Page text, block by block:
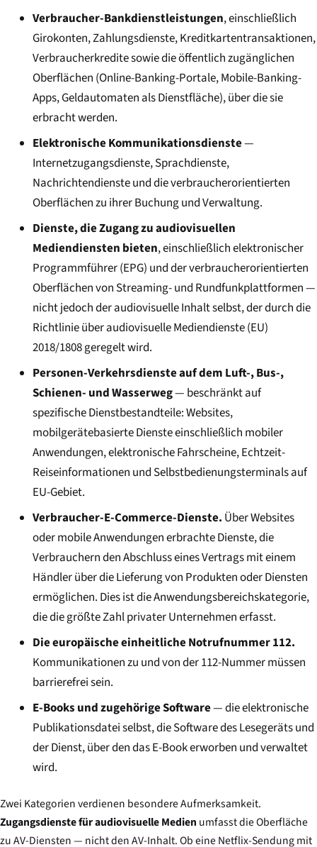
Verbraucher-Bankdienstleistungen, einschließlich
Girokonten, Zahlungsdienste, Kreditkartentransaktionen,
Verbraucherkredite sowie die öffentlich zugänglichen
Oberflächen (Online-Banking-Portale, Mobile-Banking-
Apps, Geldautomaten als Dienstfläche), über die sie
erbracht werden.
Elektronische Kommunikationsdienste—
Internetzugangsdienste, Sprachdienste,
Nachrichtendienste und die verbraucherorientierten
Oberflächen zu ihrer Buchung und Verwaltung.
Dienste, die Zugang zu audiovisuellen
Mediendiensten bieten, einschließlich elektronischer
Programmführer (EPG) und der verbraucherorientierten
Oberflächen von Streaming- und Rundfunkplattformen —
nicht jedoch der audiovisuelle Inhalt selbst, der durch die
Richtlinie über audiovisuelle Mediendienste (EU)
2018/1808 geregelt wird.
Personen-Verkehrsdienste auf dem Luft-, Bus-,
Schienen- und Wasserweg— beschränkt auf
spezifische Dienstbestandteile: Websites,
mobilgerätebasierte Dienste einschließlich mobiler
Anwendungen, elektronische Fahrscheine, Echtzeit-
Reiseinformationen und Selbstbedienungsterminals auf
EU-Gebiet.
Verbraucher-E-Commerce-Dienste. Über Websites
oder mobile Anwendungen erbrachte Dienste, die
Verbrauchern den Abschluss eines Vertrags mit einem
Händler über die Lieferung von Produkten oder Diensten
ermöglichen. Dies ist die Anwendungsbereichskategorie,
die die größte Zahl privater Unternehmen erfasst.
Die europäische einheitliche Notrufnummer 112.
Kommunikationen zu und von der 112-Nummer müssen
barrierefrei sein.
E-Books und zugehörige Software— die elektronische
Publikationsdatei selbst, die Software des Lesegeräts und
der Dienst, über den das E-Book erworben und verwaltet
wird.
Zwei Kategorien verdienen besondere Aufmerksamkeit.
Zugangsdienste für audiovisuelle Medien umfasst die Oberfläche
zu AV-Diensten — nicht den AV-Inhalt. Ob eine Netflix-Sendung mit